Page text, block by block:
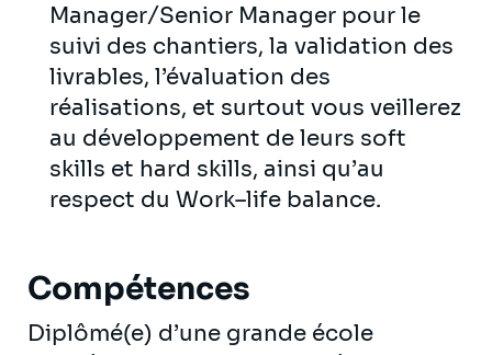
Manager/Senior Manager pour le
suivi des chantiers, la validation des
livrables, l’évaluation des
réalisations, et surtout vous veillerez
au développement de leurs soft
skills et hard skills, ainsi qu’au
respect du Work–life balance.
Compétences
Diplômé(e) d’une grande école